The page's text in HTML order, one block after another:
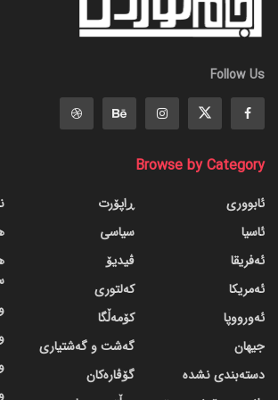
Follow Us
Browse by Category
ئابووری
ئاسیا
ئەفریقا
ئەمریکا
ئەورووپا
جیهان
دسته‌بندی نشده
ڕاپۆرت
سیاسی
ڤیدیۆ
کەلتوری
کۆمەڵگا
گه‌شت و گه‌شتیاری
گۆڤاره‌کان